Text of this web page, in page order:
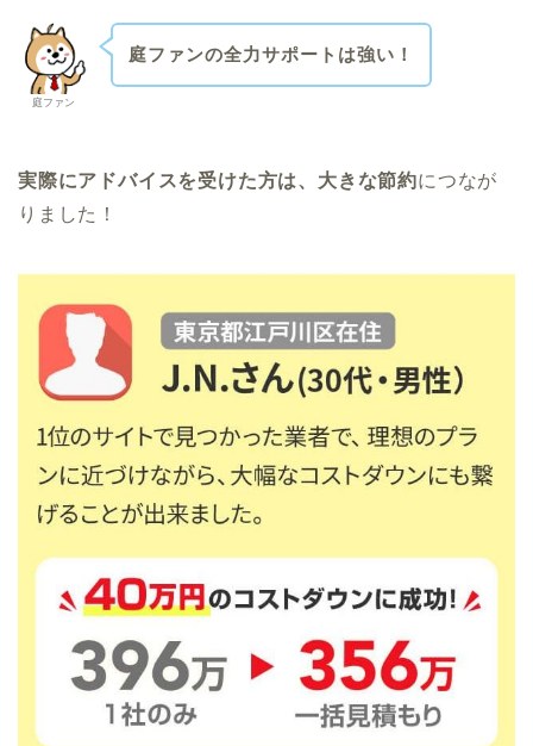
庭ファン
庭ファンの全力サポートは強い！
実際にアドバイスを受けた方は、大きな節約につなが
りました！